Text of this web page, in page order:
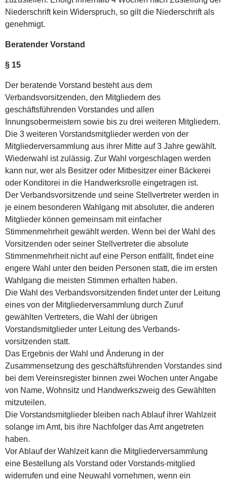
Niederschrift kein Widerspruch, so gilt die Niederschrift als
genehmigt.
Beratender Vorstand
§ 15
Der beratende Vorstand besteht aus dem
Verbandsvorsitzenden, den Mitgliedern des
geschäftsführenden Vorstandes und allen
Innungsobermeistern sowie bis zu drei weiteren Mitgliedern.
Die 3 weiteren Vorstandsmitglieder werden von der
Mitgliederversammlung aus ihrer Mitte auf 3 Jahre gewählt.
Wiederwahl ist zulässig. Zur Wahl vorgeschlagen werden
kann nur, wer als Besitzer oder Mitbesitzer einer Bäckerei
oder Konditorei in die Handwerksrolle eingetragen ist.
Der Verbandsvorsitzende und seine Stellvertreter werden in
je einem besonderen Wahlgang mit absoluter, die anderen
Mitglieder können gemeinsam mit einfacher
Stimmenmehrheit gewählt werden. Wenn bei der Wahl des
Vorsitzenden oder seiner Stellvertreter die absolute
Stimmenmehrheit nicht auf eine Person entfällt, findet eine
engere Wahl unter den beiden Personen statt, die im ersten
Wahlgang die meisten Stimmen erhalten haben.
Die Wahl des Verbandsvorsitzenden findet unter der Leitung
eines von der Mitgliederversammlung durch Zuruf
gewählten Vertreters, die Wahl der übrigen
Vorstandsmitglieder unter Leitung des Verbands-
vorsitzenden statt.
Das Ergebnis der Wahl und Änderung in der
Zusammensetzung des geschäftsführenden Vorstandes sind
bei dem Vereinsregister binnen zwei Wochen unter Angabe
von Name, Wohnsitz und Handwerkszweig des Gewählten
mitzuteilen.
Die Vorstandsmitglieder bleiben nach Ablauf ihrer Wahlzeit
solange im Amt, bis ihre Nachfolger das Amt angetreten
haben.
Vor Ablauf der Wahlzeit kann die Mitgliederversammlung
eine Bestellung als Vorstand oder Vorstands-mitglied
widerrufen und eine Neuwahl vornehmen, wenn ein